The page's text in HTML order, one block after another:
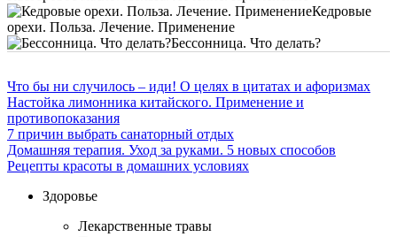
Кедровые
орехи. Польза. Лечение. Применение
Бессонница. Что делать?
Что бы ни случилось – иди! О целях в цитатах и афоризмах
Настойка лимонника китайского. Применение и
противопоказания
7 причин выбрать санаторный отдых
Домашняя терапия. Уход за руками. 5 новых способов
Рецепты красоты в домашних условиях
Здоровье
Лекарственные травы